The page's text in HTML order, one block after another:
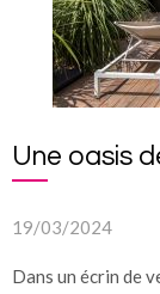
Une oasis
19/03/2024
Dans un écrin de